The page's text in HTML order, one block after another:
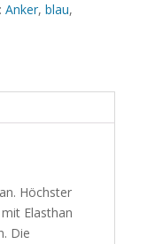
Anker, blau,
Höchster
Elasthan
Die